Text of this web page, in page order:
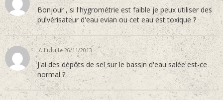
Bonjour , si l'hygrométrie est faible je peux utiliser des
pulvérisateur d'eau evian ou cet eau est toxique ?
7. LuluLe 26/11/2013
J'ai des dépôts de sel sur le bassin d'eau salée est-ce
normal ?